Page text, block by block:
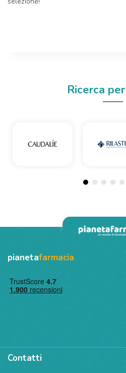
Ricerca per
pianetafarmacia
Contatti